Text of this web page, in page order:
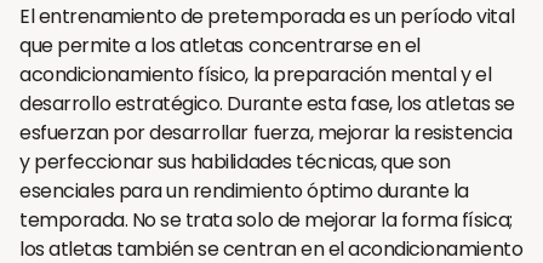
El entrenamiento de pretemporada es un período vital
que permite a los atletas concentrarse en el
acondicionamiento físico, la preparación mental y el
desarrollo estratégico. Durante esta fase, los atletas se
esfuerzan por desarrollar fuerza, mejorar la resistencia
y perfeccionar sus habilidades técnicas, que son
esenciales para un rendimiento óptimo durante la
temporada. No se trata solo de mejorar la forma física;
los atletas también se centran en el acondicionamiento